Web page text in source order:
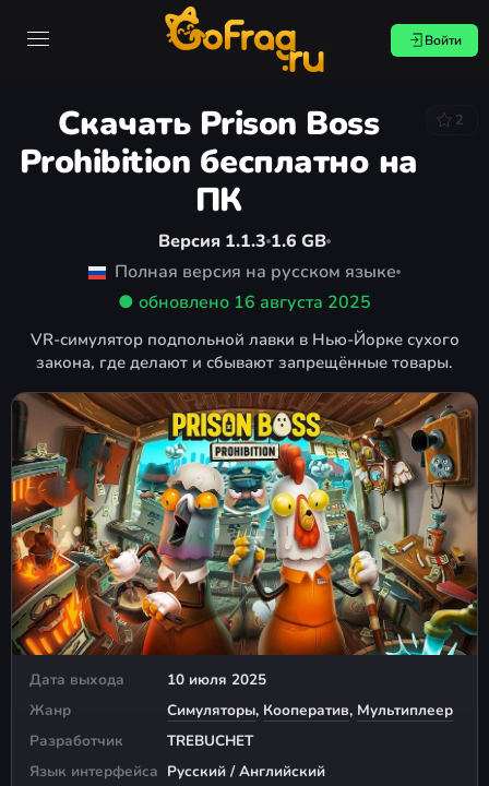
Войти
Скачать Prison Boss
Prohibition бесплатно на
ПК
2
Версия 1.1.3 1.6 GB
Полная версия на русском языке
● обновлено 16 августа 2025
VR-симулятор подпольной лавки в Нью-Йорке сухого
закона, где делают и сбывают запрещённые товары.
Дата выхода
10 июля 2025
Жанр
Симуляторы, Кооператив, Мультиплеер
Разработчик
TREBUCHET
Язык интерфейса Русский / Английский